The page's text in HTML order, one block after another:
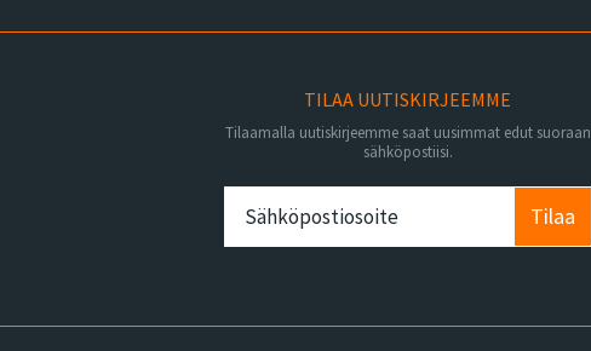
TILAA UUTISKIRJEEMME
Tilaamalla uutiskirjeemme saat uusimmat edut suoraan
sähköpostiisi.
Tilaa